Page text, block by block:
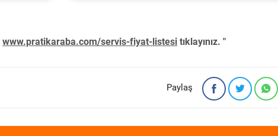
www.pratikaraba.com/servis-fiyat-listesi tıklayınız. "
Paylaş